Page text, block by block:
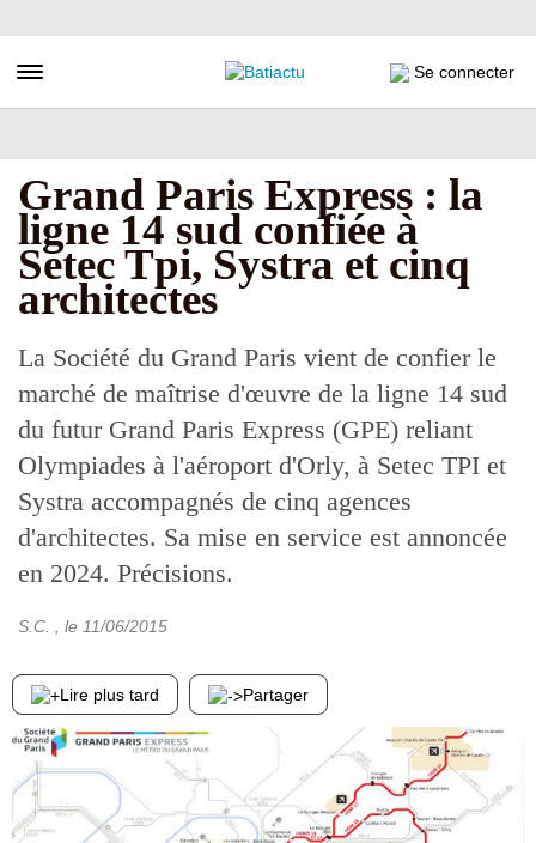
au
principal
Toggle navigation Se connecter
Grand Paris Express : la
ligne 14 sud confiée à
Setec Tpi, Systra et cinq
architectes
La Société du Grand Paris vient de confier le
marché de maîtrise d'œuvre de la ligne 14 sud
du futur Grand Paris Express (GPE) reliant
Olympiades à l'aéroport d'Orly, à Setec TPI et
Systra accompagnés de cinq agences
d'architectes. Sa mise en service est annoncée
en 2024. Précisions.
S.C. , le 11/06/2015
Lire plus tard Partager